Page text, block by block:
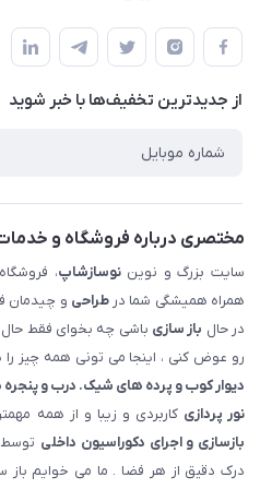
املاک مدنی - نوساز شاپ
لیست محصولات
درباره ما
قوانین و مقررات
حریم خصوصی
راهنما
پرسش های متداول
از جدید‌ترین تخفیف‌ها با‌ خبر شوید
مختصری درباره فروشگاه و
سایت بزرگ و نویننوسازشاپ،
همراه همیشگی شما درطراحی و چیدمان
در حال باز سازی باشی چه بخوای فقط حال
رو عوض کنی ، اینجا می تونی همه چیز را
دیوار کوب و پرده های شیک. درب و
نور پردازی کاربردی و زیبا و از همه
بازسازی و اجرای دکوراسیون داخلی
درک دقیق از هر فضا . ما می خوایم باز